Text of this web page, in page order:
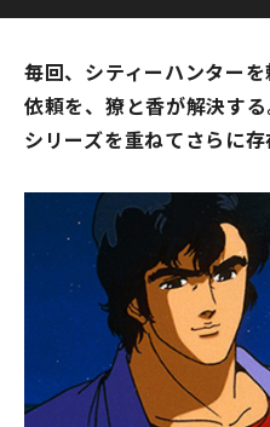
毎回、シティーハンター
依頼を、獠と香が解決す
シリーズを重ねてさらに存